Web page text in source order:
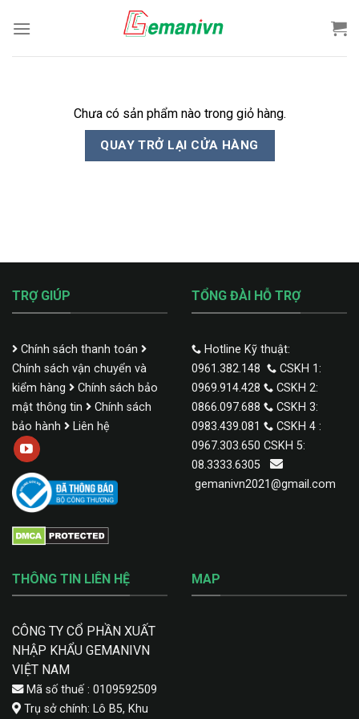
Chưa có sản phẩm nào trong giỏ hàng.
QUAY TRỞ LẠI CỬA HÀNG
TRỢ GIÚP
Chính sách thanh toán
Chính sách vận chuyển và
kiểm hàng
Chính sách bảo
mật thông tin
Chính sách
bảo hành
Liên hệ
TỔNG ĐÀI HỖ TRỢ
Hotline Kỹ thuật:
0961.382.148
CSKH 1:
0969.914.428
CSKH 2:
0866.097.688
CSKH 3:
0983.439.081
CSKH 4 :
0967.303.650 CSKH 5:
08.3333.6305
gemanivn2021@gmail.com
THÔNG TIN LIÊN HỆ
CÔNG TY CỔ PHẦN XUẤT
NHẬP KHẨU GEMANIVN
VIỆT NAM
Mã số thuế : 0109592509
Trụ sở chính: Lô B5, Khu
MAP